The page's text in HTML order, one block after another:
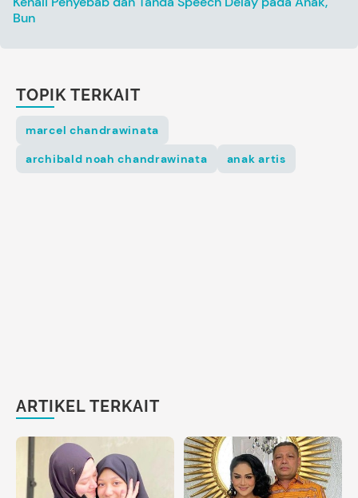
Bun
TOPIK TERKAIT
marcel chandrawinata
archibald noah chandrawinata
anak artis
ARTIKEL TERKAIT